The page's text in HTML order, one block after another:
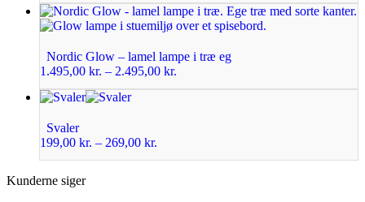
Nordic Glow – lamel lampe i træ eg
1.495,00 kr. – 2.495,00 kr.
Svaler
199,00 kr. – 269,00 kr.
Kunderne siger